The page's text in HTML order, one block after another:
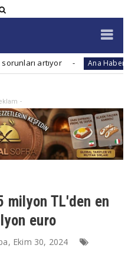
Ana Haber Global
-
milyon TL'den en
euro
Ekim 30, 2024